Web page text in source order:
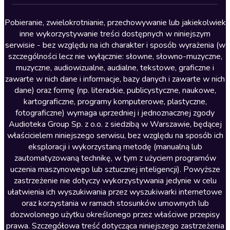
Lektury szkolne
Literatura anglojęzyczna
Literatura faktu
Literatura obyczajowa
Literatura piękna obca
Literatura piękna polska
Nagrania relaksacyjne
Nauka języków
Nauki humanistyczne
Podcasty i audycje
Polityka
Prasa
Religia
Pobieranie, zwielokrotnianie, przechowywanie lub jakiekolwiek
inne wykorzystywanie treści dostępnych w niniejszym
serwisie - bez względu na ich charakter i sposób wyrażenia (w
szczególności lecz nie wyłącznie: słowne, słowno-muzyczne,
muzyczne, audiowizualne, audialne, tekstowe, graficzne i
zawarte w nich dane i informacje, bazy danych i zawarte w nich
dane) oraz formę (np. literackie, publicystyczne, naukowe,
kartograficzne, programy komputerowe, plastyczne,
fotograficzne) wymaga uprzedniej i jednoznacznej zgody
Audioteka Group Sp. z o.o. z siedzibą w Warszawie, będącej
właścicielem niniejszego serwisu, bez względu na sposób ich
eksploracji i wykorzystaną metodę (manualną lub
zautomatyzowaną technikę, w tym z użyciem programów
uczenia maszynowego lub sztucznej inteligencji). Powyższe
zastrzeżenie nie dotyczy wykorzystywania jedynie w celu
ułatwienia ich wyszukiwania przez wyszukiwarki internetowe
oraz korzystania w ramach stosunków umownych lub
dozwolonego użytku określonego przez właściwe przepisy
prawa. Szczegółowa treść dotycząca niniejszego zastrzeżenia